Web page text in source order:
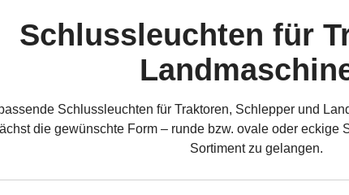
Schlussleuchten für
Schlussleuchten für Traktoren, Schlepper und
die gewünschte Form – runde bzw. ovale oder eckige
Sortiment zu gelangen.